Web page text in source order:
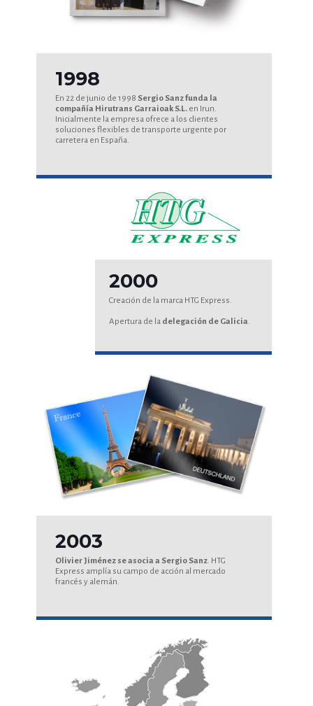
1998
En 22 de junio de 1998 Sergio Sanz funda la
compañía Hirutrans Garraioak S.L.en Irun.
Inicialmente la empresa ofrece a los clientes
soluciones flexibles de transporte urgente por
carretera en España.
2000
Creación de la marca HTG Express.
Apertura de la delegación de Galicia
2003
Olivier Jiménez se asocia a Sergio Sanz. HTG
Express amplía su campo de acción al mercado
francés y alemán.